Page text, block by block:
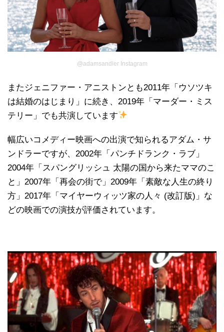
@adamsandler Instagram
またジェニファー・アニストンとも2011年「ウソツキ
は結婚のはじまり」に続き、2019年「マーダー・ミス
テリー」でも共演しています
幅広いコメディー映画への出演で知られるアダム・サ
ンドラーですが、2002年「パンチドランク・ラブ」
2004年「スパングリッシュ 太陽の国から来たママのこ
と」2007年「再会の街で」2009年「素敵な人生の終り
方」2017年「マイヤーウィッツ家の人々 (改訂版)」な
どの映画での演技が評価されています。